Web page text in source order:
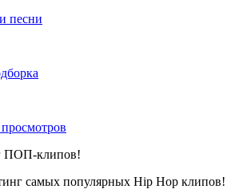
песни
ПОП-клипов!
самых популярных Hip Hop клипов!